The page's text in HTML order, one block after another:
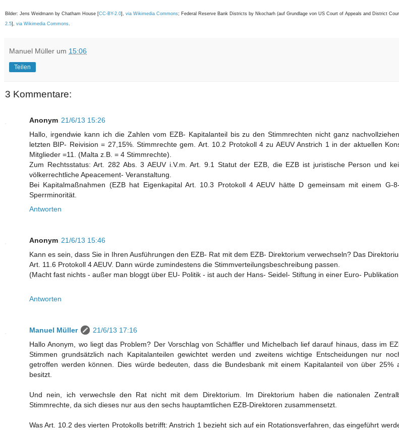
Bilder: Jens Weidmann by Chatham House [CC-BY-2.0], via Wikimedia Commons; Federal Reserve Bank Districts by Nkocharh (auf Grundlage von US Court of Appeals and District
2.5], via Wikimedia Commons
Manuel Müller um 15:06
Teilen
3 Kommentare:
Anonym 21/6/13 15:26
Hallo, irgendwie kann ich die Zahlen vom EZB- Kapitalanteil bis zu den Stimmrechten nicht ganz
letzten BIP- Reivision = 27,15%. Stimmrechte gem. Art. 10.2 Protokoll 4 zu AEUV Anstrich 1 in der aktuellen
Mitglieder =11. (Malta z.B. = 4 Stimmrechte).
Zum Rechtsstatus: Art. 282 Abs. 3 AEUV i.V.m. Art. 9.1 Statut der EZB, die EZB ist juristische Person und
völkerrechtliche Apeacement- Veranstaltung.
Bei Kapitalmaßnahmen (EZB hat Eigenkapital Art. 10.3 Protokoll 4 AEUV hätte D gemeinsam mit einem G-
Sperrminorität.
Antworten
Anonym 21/6/13 15:46
Kann es sein, dass Sie in Ihren Ausführungen den EZB- Rat mit dem EZB- Direktorium verwechseln? Das
Art. 11.6 Protokoll 4 AEUV. Dann würde zumindestens die Stimmverteilungsbeschreibung passen.
(Macht fast nichts - außer man bloggt über EU- Politik - ist auch der Hans- Seidel- Stiftung in einer Euro-
Antworten
Manuel Müller
21/6/13 17:16
Hallo Anonym, wo liegt das Problem? Der Vorschlag von Schäffler und Michelbach lief darauf hinaus, dass im
Stimmen grundsätzlich nach Kapitalanteilen gewichtet werden und zweitens wichtige Entscheidungen nur
getroffen werden können. Dies würde bedeuten, dass die Bundesbank mit einem Kapitalanteil von über 25%
besitzt.
Und nein, ich verwechsle den Rat nicht mit dem Direktorium. Im Direktorium haben die nationalen
Stimmrechte, da sich dieses nur aus den sechs hauptamtlichen EZB-Direktoren zusammensetzt.
Was Art. 10.2 des vierten Protokolls betrifft: Anstrich 1 bezieht sich auf ein Rotationsverfahren, das eingeführt